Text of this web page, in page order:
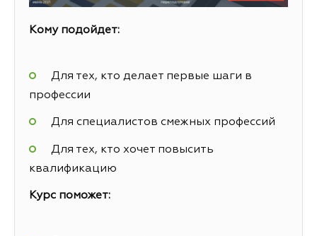
Кому подойдет:
Для тех, кто делает первые шаги в
профессии
Для специалистов смежных профессий
Для тех, кто хочет повысить
квалификацию
Курс поможет: